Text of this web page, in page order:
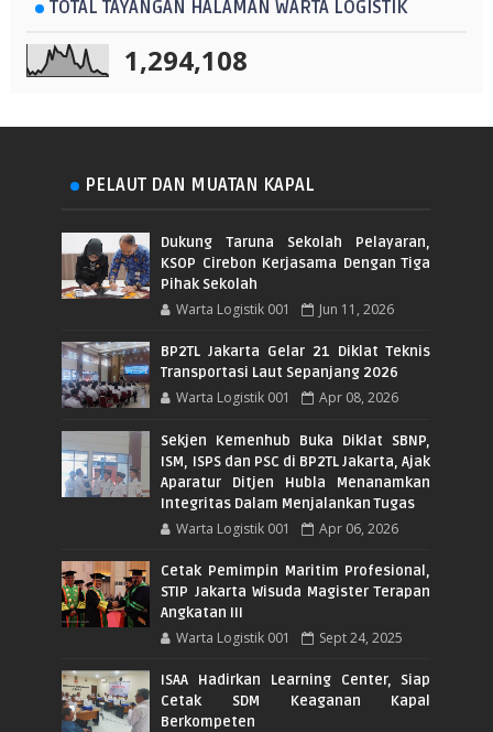
TOTAL TAYANGAN HALAMAN WARTA LOGISTIK
1,294,108
PELAUT DAN MUATAN KAPAL
Dukung Taruna Sekolah Pelayaran,
KSOP Cirebon Kerjasama Dengan Tiga
Pihak Sekolah
Warta Logistik 001 Jun 11, 2026
BP2TL Jakarta Gelar 21 Diklat Teknis
Transportasi Laut Sepanjang 2026
Warta Logistik 001 Apr 08, 2026
Sekjen Kemenhub Buka Diklat SBNP,
ISM, ISPS dan PSC di BP2TL Jakarta, Ajak
Aparatur Ditjen Hubla Menanamkan
Integritas Dalam Menjalankan Tugas
Warta Logistik 001 Apr 06, 2026
Cetak Pemimpin Maritim Profesional,
STIP Jakarta Wisuda Magister Terapan
Angkatan III
Warta Logistik 001 Sept 24, 2025
ISAA Hadirkan Learning Center, Siap
Cetak SDM Keaganan Kapal
Berkompeten